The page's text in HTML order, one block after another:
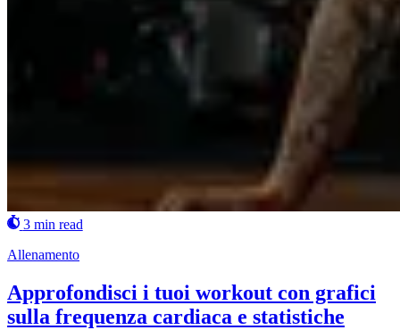
3 min read
Allenamento
Approfondisci i tuoi workout con grafici
sulla frequenza cardiaca e statistiche